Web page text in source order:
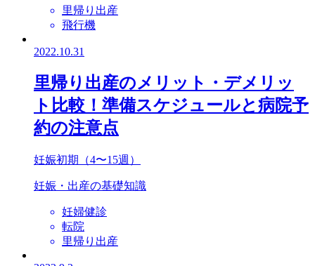
里帰り出産
飛行機
2022.10.31
里帰り出産のメリット・デメリッ
ト比較！準備スケジュールと病院予
約の注意点
妊娠初期（4〜15週）
妊娠・出産の基礎知識
妊婦健診
転院
里帰り出産